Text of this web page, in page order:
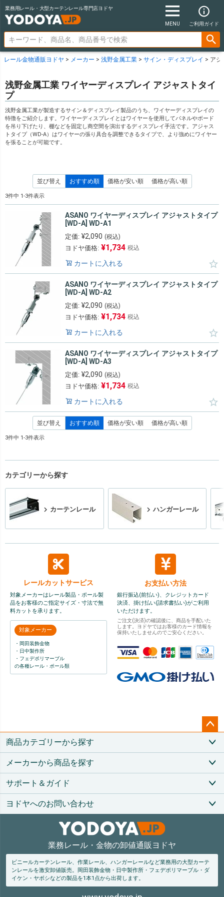
業務用レール・大型カーテンレール専門店ヨドヤ
MENU ご利用ガイド
レール金物通販ヨドヤ メーカー 浅野金属工業 サイン・ディスプレイ アジ
浅野金属工業 ワイヤーディスプレイ アジャストタイ
プ
浅野金属工業が製造するサイン＆ディスプレイ製品のうち、ワイヤーディスプレイの
特徴をご紹介します。ワイヤーディスプレイとはワイヤーを使用してパネルやボード
を吊り下げたり、棚などを固定し商空間を演出するディスプレイ手法です。アジャス
トタイプ（WD-A）はワイヤーの張り具合を調整できるタイプで、より強めにワイヤー
を張ることが可能です。
並び替え おすすめ順 価格が安い順 価格が高い順
3件中 1-3件表示
ASANO ワイヤーディスプレイ アジャストタイプ
[WD-A] WD-A1
定価: ¥2,090 (税込)
ヨドヤ価格: ¥1,734 税込
カートに入れる
ASANO ワイヤーディスプレイ アジャストタイプ
[WD-A] WD-A2
定価: ¥2,090 (税込)
ヨドヤ価格: ¥1,734 税込
カートに入れる
ASANO ワイヤーディスプレイ アジャストタイプ
[WD-A] WD-A3
定価: ¥2,090 (税込)
ヨドヤ価格: ¥1,734 税込
カートに入れる
並び替え おすすめ順 価格が安い順 価格が高い順
3件中 1-3件表示
カテゴリーから探す
カーテンレール ハンガーレール
レールカットサービス
対象メーカーはレール製品・ポール製
品をお客様のご指定サイズ・寸法で無
料カットを承ります。
対象メーカー
・岡田装飾金物
・日中製作所
・フェデポリマーブル
の各種レール・ポール類
お支払い方法
銀行振込(前払い)、クレジットカード
決済、掛け払い(請求書払い)がご利用
いただけます。
ご注文(決済)の確認後に、商品を手配いた
します。ヨドヤではお客様のカード情報を
保持いたしませんのでご安心ください。
ペー
ップ
商品カテゴリーから探す
メーカーから商品を探す
サポート＆ガイド
ヨドヤへのお問い合わせ
業務レール・金物の卸値通販ヨドヤ
ビニールカーテンレール、作業レール、ハンガーレールなど業務用の大型カーテ
ンレールを激安卸値販売。
岡田装飾金物・日中製作所・フェデポリマーブル・ダ
イケン・ヤボシなどの製品を1本1点から出荷します。